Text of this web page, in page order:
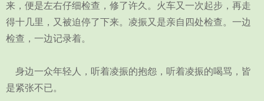
来，便是左右仔细检查，修了许久。火车又一次起步，再走
得十几里，又被迫停了下来。凌振又是亲自四处检查。一边
检查，一边记录着。
身边一众年轻人，听着凌振的抱怨，听着凌振的喝骂，皆
是紧张不已。